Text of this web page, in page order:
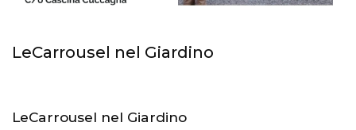
LeCarrousel nel Giardino
LeCarrousel nel Giardino